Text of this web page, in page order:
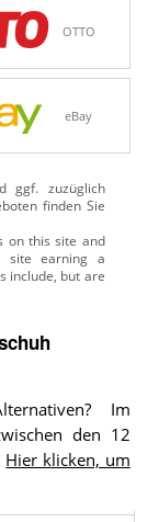
OTTO
eBay
ggf. zuzüglich
finden Sie
Im
den 12
Hier klicken, um